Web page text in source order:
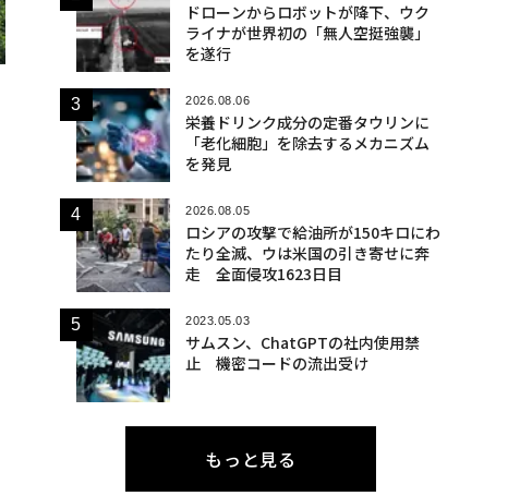
ドローンからロボットが降下、ウク
ライナが世界初の「無人空挺強襲」
を遂行
2026.08.06
栄養ドリンク成分の定番タウリンに
「老化細胞」を除去するメカニズム
を発見
2026.08.05
ロシアの攻撃で給油所が150キロにわ
たり全滅、ウは米国の引き寄せに奔
走 全面侵攻1623日目
2023.05.03
サムスン、ChatGPTの社内使用禁
止 機密コードの流出受け
もっと見る